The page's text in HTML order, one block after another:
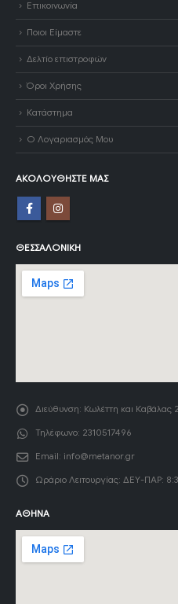
Επικοινωνία
Ποιοι Είμαστε
Δελτίο επιστροφών
Όροι Χρήσης
Κατάστημα
Ο Λογαριασμός Μου
ΑΚΟΛΟΥΘΉΣΤΕ ΜΑΣ
ΘΕΣΣΑΛΟΝΊΚΗ
Διεύθυνση: Κωλέττη και Καβάλας
Τηλέφωνο: 2310517496
Email: info@metanor.gr
Ωράριο Λειτουργίας: ΔΕΥ-ΠΑΡ:
ΑΘΉΝΑ